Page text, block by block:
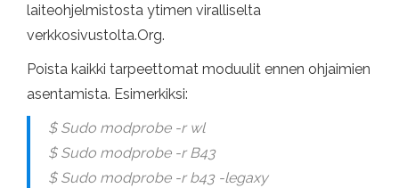
laiteohjelmistosta ytimen viralliselta
verkkosivustolta.Org.
Poista kaikki tarpeettomat moduulit ennen ohjaimien
asentamista. Esimerkiksi:
$ Sudo modprobe -r wl
$ Sudo modprobe -r B43
$ Sudo modprobe -r b43 -legaxy